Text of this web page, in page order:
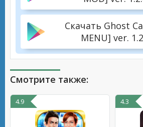
Скачать Ghost
MENU] ver.
Смотрите также:
4.9 4.3